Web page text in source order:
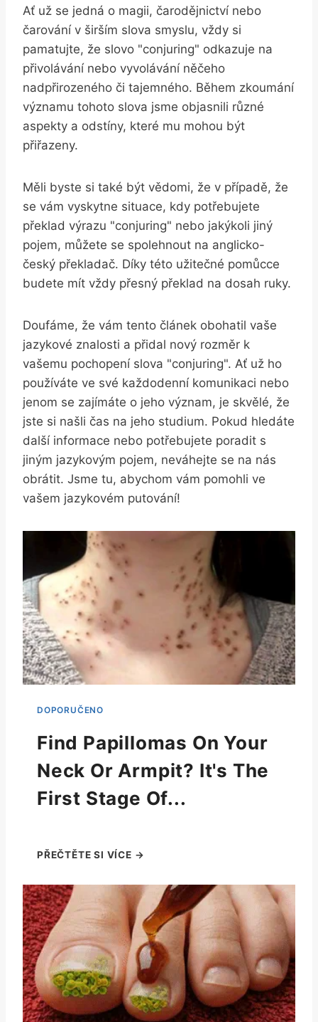
Ať už se jedná o magii, čarodějnictví nebo
čarování v širším slova smyslu, vždy si
pamatujte, že slovo "conjuring" odkazuje na
přivolávání nebo vyvolávání něčeho
nadpřirozeného či tajemného. Během zkoumání
významu tohoto slova jsme objasnili různé
aspekty a odstíny, které mu mohou být
přiřazeny.
Měli byste si také být vědomi, že v případě, že
se vám vyskytne situace, kdy potřebujete
překlad výrazu "conjuring" nebo jakýkoli jiný
pojem, můžete se spolehnout na anglicko-
český překladač. Díky této užitečné pomůcce
budete mít vždy přesný překlad na dosah ruky.
Doufáme, že vám tento článek obohatil vaše
jazykové znalosti a přidal nový rozměr k
vašemu pochopení slova "conjuring". Ať už ho
používáte ve své každodenní komunikaci nebo
jenom se zajímáte o jeho význam, je skvělé, že
jste si našli čas na jeho studium. Pokud hledáte
další informace nebo potřebujete poradit s
jiným jazykovým pojem, neváhejte se na nás
obrátit. Jsme tu, abychom vám pomohli ve
vašem jazykovém putování!
Find Papillomas On Your
Neck Or Armpit? It's The
First Stage Of...